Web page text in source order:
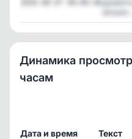
вязани...
Динамика
часам
Дата и время
Текст